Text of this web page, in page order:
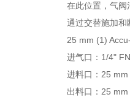
在此位置，气阀
通过交替施加和
25 mm (1)
进气口：1/4"
进料口：25
出料口：25